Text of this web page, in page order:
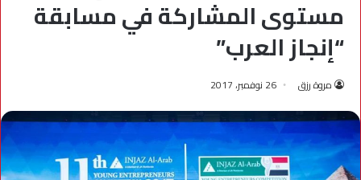
مستوى المشاركة في مسابقة
“إنجاز العرب”
مروة رزق 26 نوفمبر، 2017